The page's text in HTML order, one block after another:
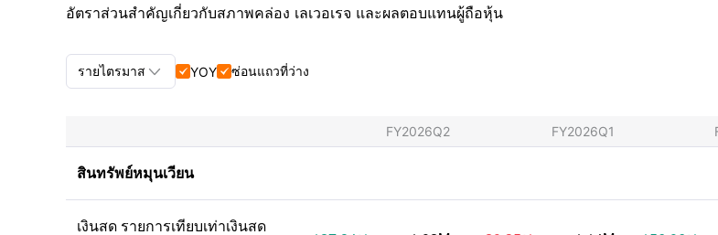
อัตราส่วนสำคัญเกี่ยวกับสภาพคล่อง เลเวอเรจ และผลตอบแทนผู้ถือหุ้น
รายไตรมาส 
รายไตรมาส
YOY ซ่อนแถวที่ว่าง
FY2026Q2 FY2026Q1
สินทรัพย์หมุนเวียน
เงินสด รายการเทียบเท่าเงินสด